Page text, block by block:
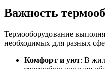
Важность
Термооборудование
необходимых для разных
Комфорт и уют: В